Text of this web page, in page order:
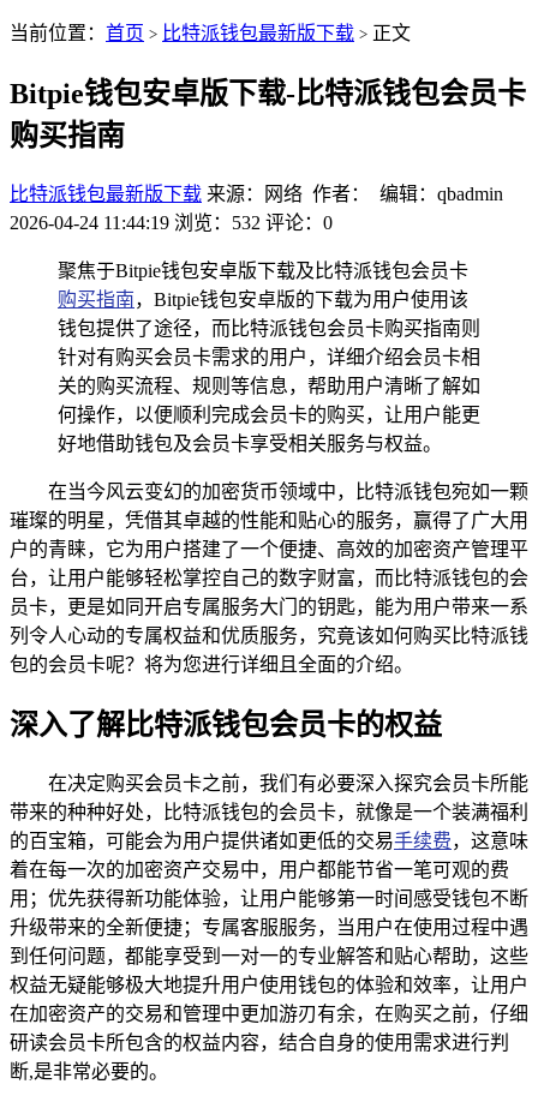
当前位置： 首页 > 比特派钱包最新版下载 > 正文
Bitpie钱包安卓版下载-比特派钱包会员卡
购买指南
比特派钱包最新版下载 来源：网络 作者： 编辑：qbadmin
2026-04-24 11:44:19 浏览：532 评论：0
聚焦于Bitpie钱包安卓版下载及比特派钱包会员卡
购买指南，Bitpie钱包安卓版的下载为用户使用该
钱包提供了途径，而比特派钱包会员卡购买指南则
针对有购买会员卡需求的用户，详细介绍会员卡相
关的购买流程、规则等信息，帮助用户清晰了解如
何操作，以便顺利完成会员卡的购买，让用户能更
好地借助钱包及会员卡享受相关服务与权益。
在当今风云变幻的加密货币领域中，比特派钱包宛如一颗
璀璨的明星，凭借其卓越的性能和贴心的服务，赢得了广大用
户的青睐，它为用户搭建了一个便捷、高效的加密资产管理平
台，让用户能够轻松掌控自己的数字财富，而比特派钱包的会
员卡，更是如同开启专属服务大门的钥匙，能为用户带来一系
列令人心动的专属权益和优质服务，究竟该如何购买比特派钱
包的会员卡呢？将为您进行详细且全面的介绍。
深入了解比特派钱包会员卡的权益
在决定购买会员卡之前，我们有必要深入探究会员卡所能
带来的种种好处，比特派钱包的会员卡，就像是一个装满福利
的百宝箱，可能会为用户提供诸如更低的交易手续费，这意味
着在每一次的加密资产交易中，用户都能节省一笔可观的费
用；优先获得新功能体验，让用户能够第一时间感受钱包不断
升级带来的全新便捷；专属客服服务，当用户在使用过程中遇
到任何问题，都能享受到一对一的专业解答和贴心帮助，这些
权益无疑能够极大地提升用户使用钱包的体验和效率，让用户
在加密资产的交易和管理中更加游刃有余，在购买之前，仔细
研读会员卡所包含的权益内容，结合自身的使用需求进行判
断,是非常必要的。